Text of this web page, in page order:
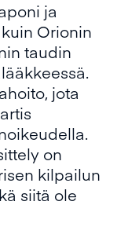
ja
Orionin
taudin
jota
on
kilpailun
siitä ole